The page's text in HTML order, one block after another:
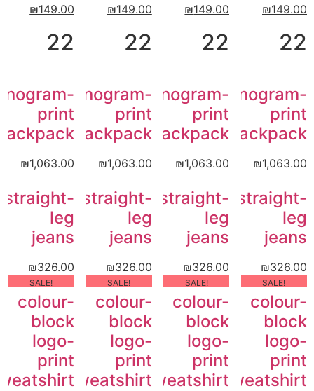
₪149.00
22
Monogram-
print
backpack
₪1,063.00
straight-
leg
jeans
₪326.00
!SALE
colour-
block
logo-
print
sweatshirt
₪149.00
22
Monogram-
print
backpack
₪1,063.00
straight-
leg
jeans
₪326.00
!SALE
colour-
block
logo-
print
sweatshirt
₪149.00
22
Monogram-
print
backpack
₪1,063.00
straight-
leg
jeans
₪326.00
!SALE
colour-
block
logo-
print
sweatshirt
₪149.00
22
print
₪1,063.00
straight-
leg
jeans
₪326.00
!SALE
colour-
block
logo-
print